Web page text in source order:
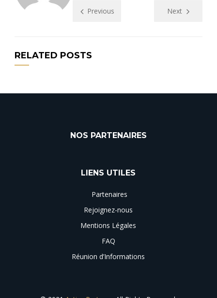
Previous Next
RELATED POSTS
NOS PARTENAIRES
LIENS UTILES
Partenaires
Rejoignez-nous
Mentions Légales
FAQ
Réunion d’Informations